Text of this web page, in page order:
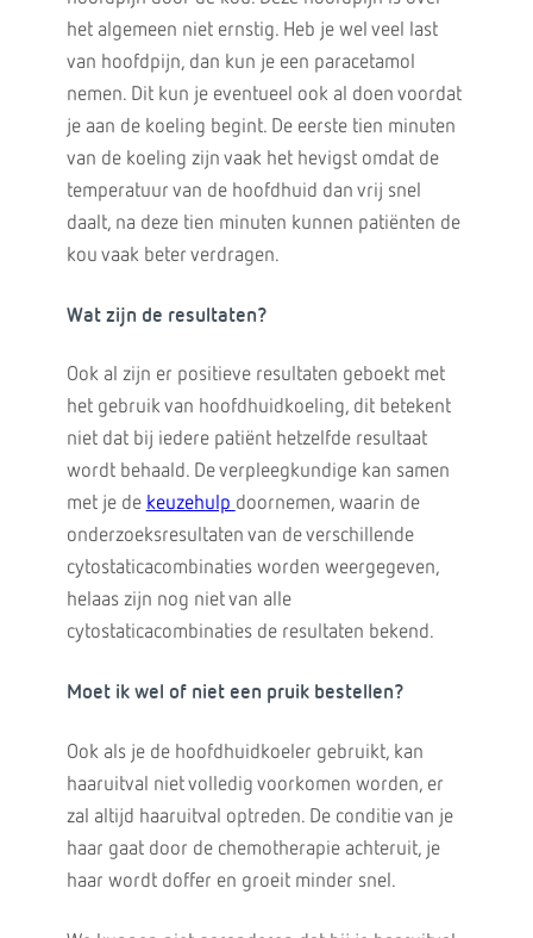
het algemeen niet ernstig. Heb je wel veel last
van hoofdpijn, dan kun je een paracetamol
nemen. Dit kun je eventueel ook al doen voordat
je aan de koeling begint. De eerste tien minuten
van de koeling zijn vaak het hevigst omdat de
temperatuur van de hoofdhuid dan vrij snel
daalt, na deze tien minuten kunnen patiënten de
kou vaak beter verdragen.
Wat zijn de resultaten?
Ook al zijn er positieve resultaten geboekt met
het gebruik van hoofdhuidkoeling, dit betekent
niet dat bij iedere patiënt hetzelfde resultaat
wordt behaald. De verpleegkundige kan samen
met je de keuzehulp doornemen, waarin de
onderzoeksresultaten van de verschillende
cytostaticacombinaties worden weergegeven,
helaas zijn nog niet van alle
cytostaticacombinaties de resultaten bekend.
Moet ik wel of niet een pruik bestellen?
Ook als je de hoofdhuidkoeler gebruikt, kan
haaruitval niet volledig voorkomen worden, er
zal altijd haaruitval optreden. De conditie van je
haar gaat door de chemotherapie achteruit, je
haar wordt doffer en groeit minder snel.